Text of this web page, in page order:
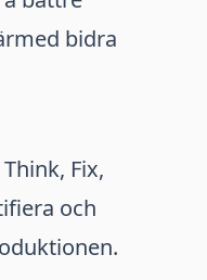
bidra
Fix,
och